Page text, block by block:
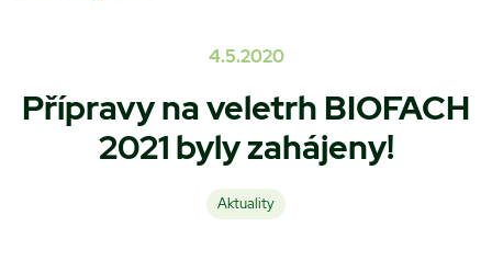
4.5.2020
Přípravy na veletrh BIOFACH
2021 byly zahájeny!
Aktuality